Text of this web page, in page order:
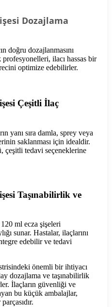
Dozajlama
doğru dozajlanmasını
profesyonelleri, ilacı hassas bir
optimize edebilirler.
Çeşitli İlaç
yanı sıra damla, sprey veya
saklanması için idealdir.
çeşitli tedavi seçeneklerine
Taşınabilirlik ve
ml ecza şişeleri
sunar. Hastalar, ilaçlarını
edebilir ve tedavi
önemli bir ihtiyacı
dozajlama ve taşınabilirlik
İlaçların güvenliği ve
bu küçük ambalajlar,